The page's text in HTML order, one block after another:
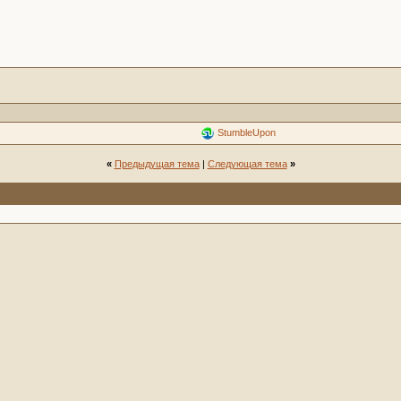
StumbleUpon
« Предыдущая тема| Следующая тема »